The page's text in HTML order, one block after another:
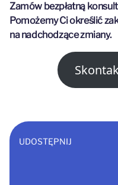
Zamów bezpłatną
Pomożemy Ci określić
na nadchodzące zmiany.
UDOSTĘPNIJ